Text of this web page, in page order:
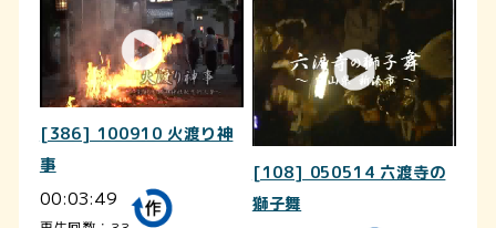
[386] 100910 火渡り神
事
00:03:49
[108] 050514 六渡寺の
獅子舞